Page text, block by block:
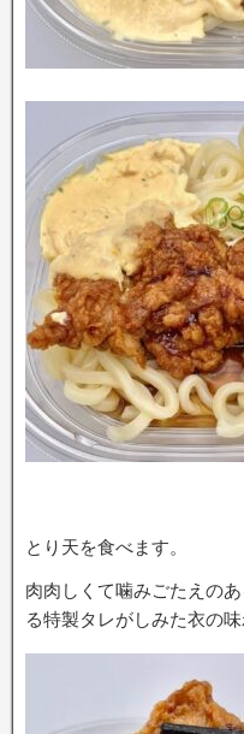
とり天を食べます。
肉肉しくて噛みごたえの
る特製タレがしみた衣の味